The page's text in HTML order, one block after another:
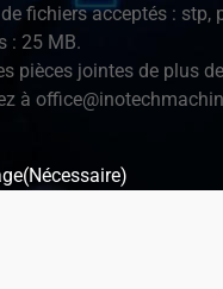
fichiers acceptés : stp,
: 25 MB.
pièces jointes de plus
à
(Nécessaire)